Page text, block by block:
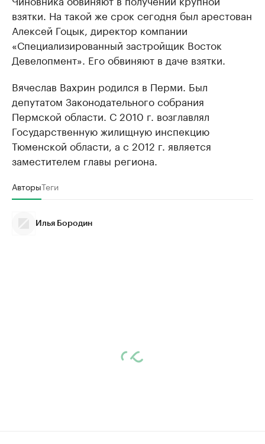
взятки. На такой же срок сегодня был арестован
Алексей Гоцык, директор компании
«Специализированный застройщик Восток
Девелопмент». Его обвиняют в даче взятки.
Вячеслав Вахрин родился в Перми. Был
депутатом Законодательного собрания
Пермской области. С 2010 г. возглавлял
Государственную жилищную инспекцию
Тюменской области, а с 2012 г. является
заместителем главы региона.
АвторыТеги
Илья Бородин